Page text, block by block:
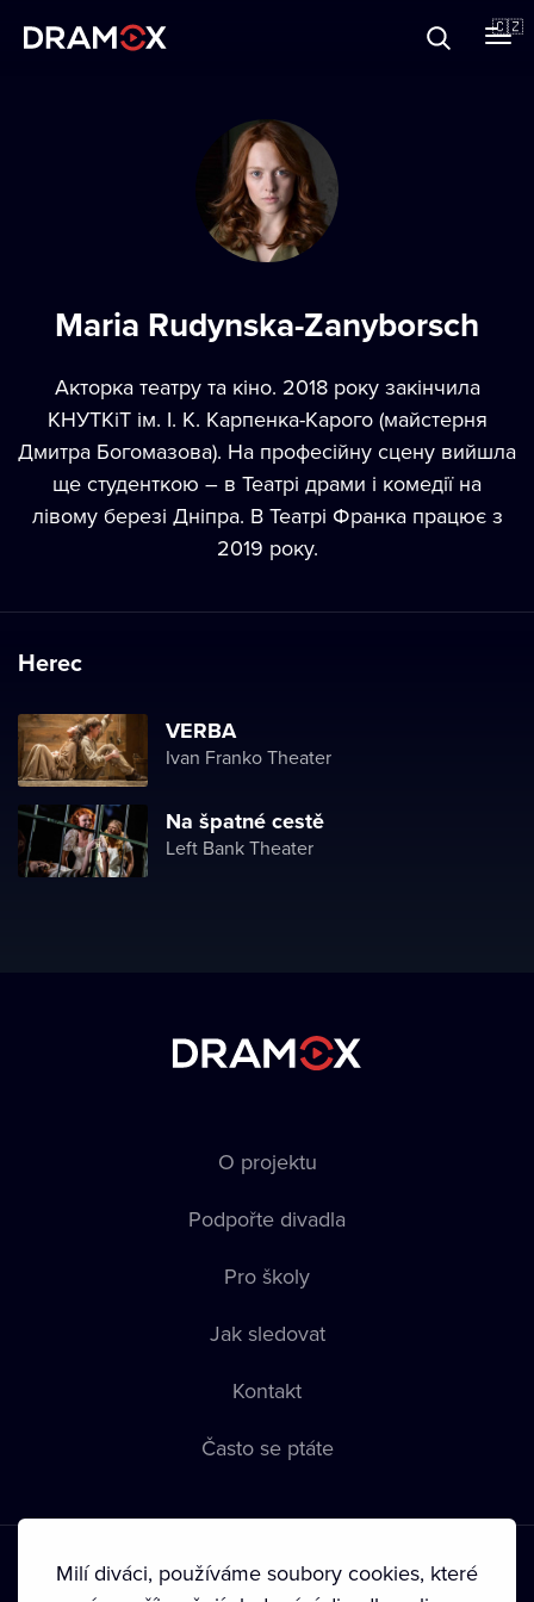
🇨🇿
Maria Rudynska-Zanyborsch
Акторка театру та кіно. 2018 року закінчила
КНУТКіТ ім. І. К. Карпенка-Карого (майстерня
Дмитра Богомазова). На професійну сцену вийшла
ще студенткою – в Театрі драми і комедії на
лівому березі Дніпра. В Театрі Франка працює з
2019 року.
Herec
VERBA
Ivan Franko Theater
Na špatné cestě
Left Bank Theater
O projektu
Podpořte divadla
Pro školy
Jak sledovat
Kontakt
Často se ptáte
Milí diváci, používáme soubory cookies, které